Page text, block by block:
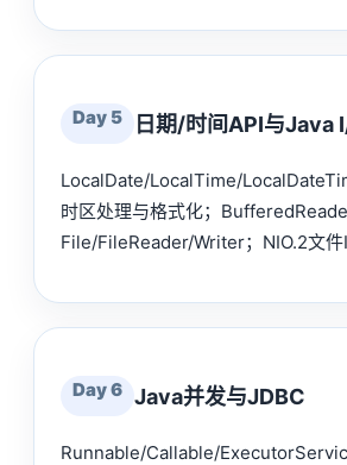
Day 5 日期/时间API与Java
LocalDate/LocalTime/
时区处理与格式化；
File/FileReader/Writer；NIO.2文件
Day 6 Java并发与JDBC
Runnable/Callable/